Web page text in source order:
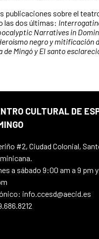
publicaciones sobre el
las dos últimas:
Narratives in
negro y mitificación
de Mingó y El santo
CULTURAL DE
#2, Ciudad Colonial,
a sábado 9:00 am a 9 pm
info.ccesd@aecid.es